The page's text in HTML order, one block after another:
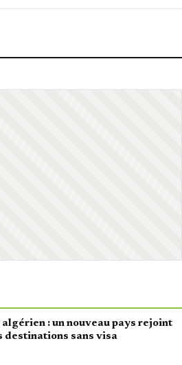
: un nouveau pays rejoint
destinations sans visa